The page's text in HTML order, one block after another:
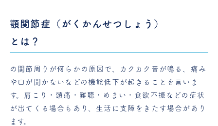
顎関節症（がくかんせつしょう）
とは？
の関節周りが何らかの原因で、カクカク音が鳴る、痛み
や口が開かないなどの機能低下が起きることを言いま
す。肩こり・頭痛・難聴・めまい・食欲不振などの症状
が出てくる場合もあり、生活に支障をきたす場合があり
ます。